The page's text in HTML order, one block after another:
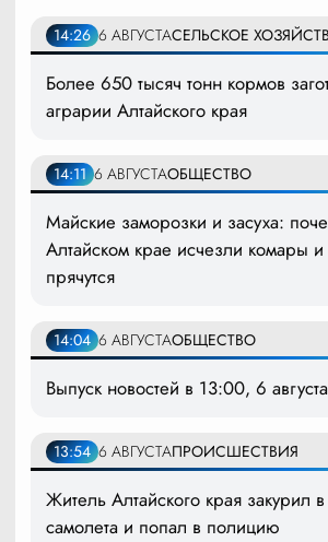
14:26 6 АВГУСТАСЕЛЬСКОЕ
Более 650 тысяч тонн кормов
аграрии Алтайского края
14:11 6 АВГУСТАОБЩЕСТВО
Майские заморозки и засуха:
Алтайском крае исчезли комары
прячутся
14:04 6 АВГУСТАОБЩЕСТВО
Выпуск новостей в 13:00, 6
13:54 6 АВГУСТАПРОИСШЕСТВИЯ
Житель Алтайского края закурил в
самолета и попал в полицию